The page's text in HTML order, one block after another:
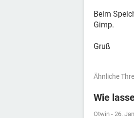
Beim
Gimp.
Gruß
Ähnliche
Wie
Otwin - 26.